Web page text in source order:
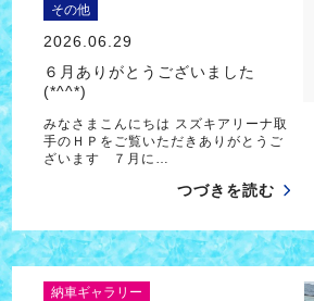
その他
2026.06.29
６月ありがとうございました
(*^^*)
みなさまこんにちは スズキアリーナ取
手のＨＰをご覧いただきありがとうご
ざいます ７月に…
つづきを読む
納車ギャラリー